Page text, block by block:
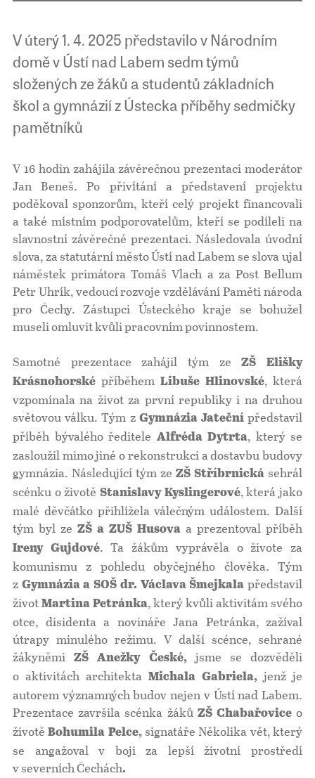
V úterý 1. 4. 2025 představilo v Národním
domě v Ústí nad Labem sedm týmů
složených ze žáků a studentů základních
škol a gymnázií z Ústecka příběhy sedmičky
pamětníků
V 16 hodin zahájila závěrečnou prezentaci moderátor
Jan Beneš. Po přivítání a představení projektu
poděkoval sponzorům, kteří celý projekt financovali
a také místním podporovatelům, kteří se podíleli na
slavnostní závěrečné prezentaci. Následovala úvodní
slova, za statutární město Ústí nad Labem se slova ujal
náměstek primátora Tomáš Vlach a za Post Bellum
Petr Uhrík, vedoucí rozvoje vzdělávání Paměti národa
pro Čechy. Zástupci Ústeckého kraje se bohužel
museli omluvit kvůli pracovním povinnostem.
Samotné prezentace zahájil tým zeZŠ Elišky
Krásnohorské příběhem Libuše Hlinovské, která
vzpomínala na život za první republiky i na druhou
světovou válku. Tým z Gymnázia Jatečnípředstavil
příběh bývalého ředitele Alfréda Dytrta, který se
zasloužil mimo jiné o rekonstrukci a dostavbu budovy
gymnázia. Následující tým ze ZŠ Stříbrnická sehrál
scénku o životě Stanislavy Kyslingerové, která jako
malé děvčátko přihlížela válečným událostem. Další
tým byl ze ZŠ a ZUŠ Husova a prezentoval příběh
Ireny Gujdové. Ta žákům vyprávěla o živote za
komunismu z pohledu obyčejného člověka. Tým
z Gymnázia a SOŠ dr. Václava Šmejkala představil
život Martina Petránka, který kvůli aktivitám svého
otce, disidenta a novináře Jana Petránka, zažíval
útrapy minulého režimu. V další scénce, sehrané
žákyněmiZŠ Anežky České,jsme se dozvěděli
o aktivitách architekta Michala Gabriela,jenž je
autorem významných budov nejen v Ústí nad Labem.
Prezentace završila scénka žáků ZŠ Chabařoviceo
životěBohumila Pelce,signatáře Několika vět, který
se angažoval v boji za lepší životní prostředí
v severních Čechách.